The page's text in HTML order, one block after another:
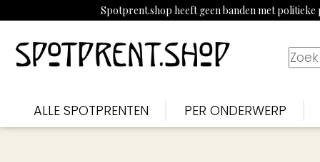
Spotprent.shop heeft geen banden met
ALLE SPOTPRENTEN PER ONDERWERP